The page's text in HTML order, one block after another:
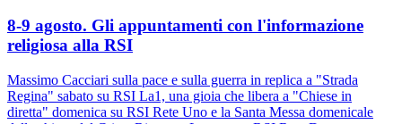
8-9 agosto. Gli appuntamenti con l'informazione
religiosa alla RSI
Massimo Cacciari sulla pace e sulla guerra in replica a "Strada
Regina" sabato su RSI La1, una gioia che libera a "Chiese in
diretta" domenica su RSI Rete Uno e la Santa Messa domenicale